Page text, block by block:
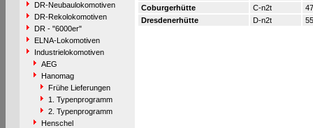
DR-Neubaulokomotiven
DR-Rekolokomotiven
DR - "6000er"
ELNA-Lokomotiven
Industrielokomotiven
AEG
Hanomag
Frühe Lieferungen
1. Typenprogramm
2. Typenprogramm
Henschel
Coburgerhütte
C-n2t
Dresdenerhütte
D-n2t